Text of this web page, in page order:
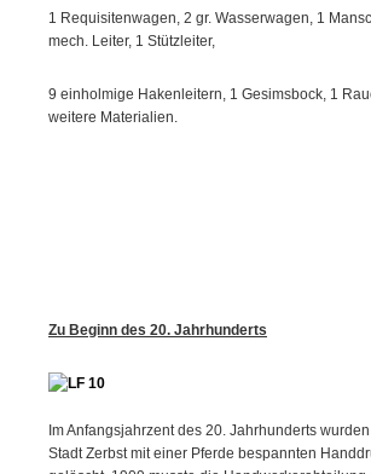
1 Requisitenwagen, 2 gr. Wasserwagen, 1
mech. Leiter, 1 Stützleiter,
9 einholmige Hakenleitern, 1 Gesimsbock, 1
weitere Materialien.
Zu Beginn des 20. Jahrhunderts
Im Anfangsjahrzent des 20. Jahrhunderts
Stadt Zerbst mit einer Pferde bespannten